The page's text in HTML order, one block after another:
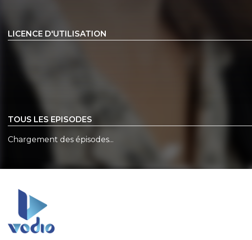
LICENCE D'UTILISATION
TOUS LES EPISODES
Chargement des épisodes...